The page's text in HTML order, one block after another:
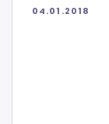
04.01.2018